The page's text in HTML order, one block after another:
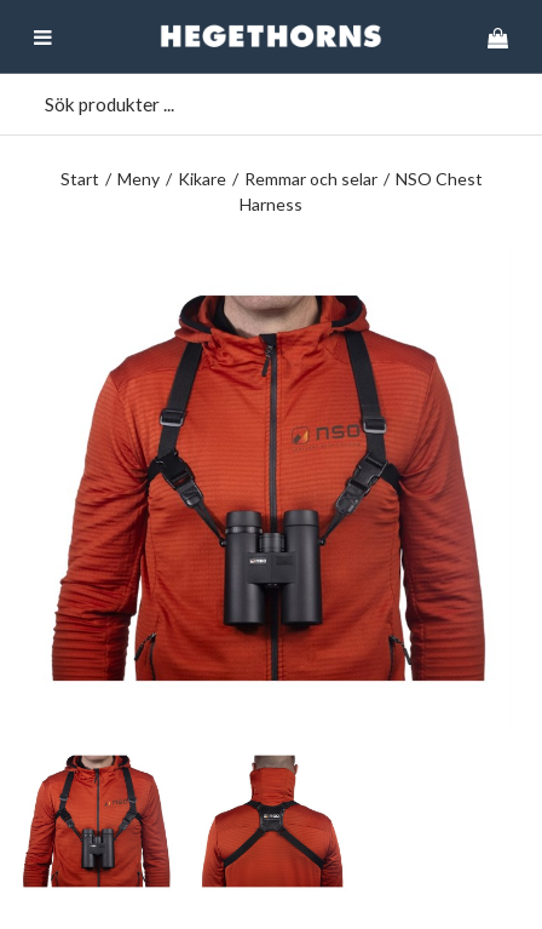
Start / Meny / Kikare / Remmar och selar / NSO Chest
Harness